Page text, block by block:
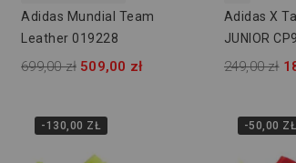
Adidas Mundial Team
Leather 019228
699,00 zł 509,00 zł
Adidas X
JUNIOR
249,00 zł
-130,00 ZŁ -50,00 ZŁ